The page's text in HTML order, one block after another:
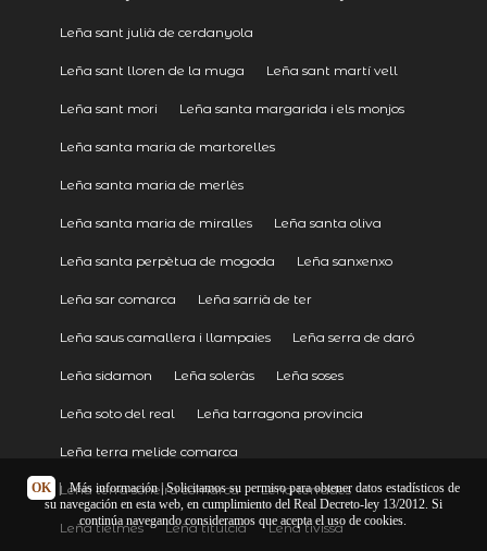
Leña sant julià de cerdanyola
Leña sant lloren de la muga Leña sant martí vell
Leña sant mori Leña santa margarida i els monjos
Leña santa maria de martorelles
Leña santa maria de merlès
Leña santa maria de miralles Leña santa oliva
Leña santa perpètua de mogoda Leña sanxenxo
Leña sar comarca Leña sarrià de ter
Leña saus camallera i llampaies Leña serra de daró
Leña sidamon Leña soleràs Leña soses
Leña soto del real Leña tarragona provincia
Leña terra melide comarca
Leña terra soneira comarca Leña terrades
Leña tielmes Leña titulcia Leña tivissa
OK | Más información| Solicitamos su permiso para obtener datos estadísticos de
su navegación en esta web, en cumplimiento del Real Decreto-ley 13/2012. Si
continúa navegando consideramos que acepta el uso de cookies.